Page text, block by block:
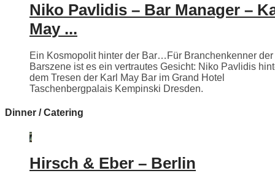
Niko Pavlidis – Bar Manager –
May ...
Ein Kosmopolit hinter der Bar…Für Branchenkenner der
Barszene ist es ein vertrautes Gesicht: Niko Pavlidis
dem Tresen der Karl May Bar im Grand Hotel
Taschenbergpalais Kempinski Dresden.
Dinner / Catering
Hirsch & Eber – Berlin